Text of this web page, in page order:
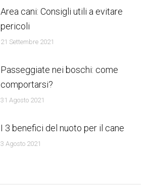
Area cani: Consigli utili a evitare
pericoli
21 Settembre 2021
Passeggiate nei boschi: come
comportarsi?
31 Agosto 2021
I 3 benefici del nuoto per il cane
3 Agosto 2021